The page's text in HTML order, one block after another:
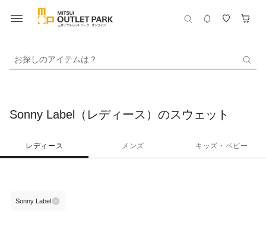
お探しのアイテムは？
Sonny Label（レディース）のスウェット
レディース メンズ キッズ・ベビー
Sonny Label